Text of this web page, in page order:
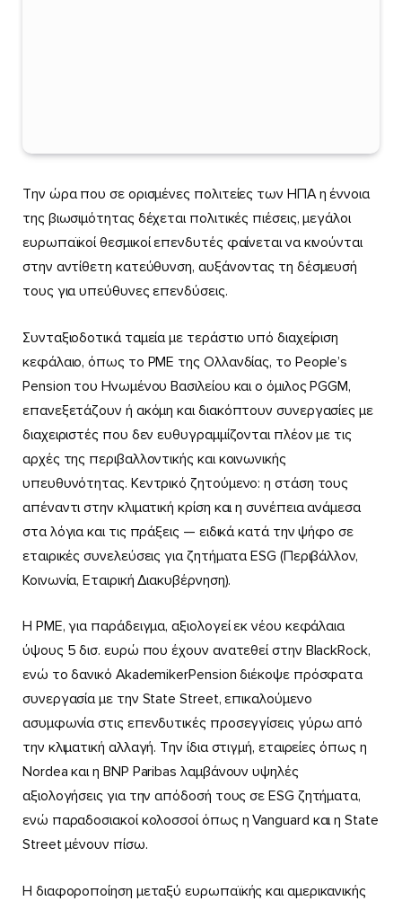
Την ώρα που σε ορισμένες πολιτείες των ΗΠΑ η έννοια
της βιωσιμότητας δέχεται πολιτικές πιέσεις, μεγάλοι
ευρωπαϊκοί θεσμικοί επενδυτές φαίνεται να κινούνται
στην αντίθετη κατεύθυνση, αυξάνοντας τη δέσμευσή
τους για υπεύθυνες επενδύσεις.
Συνταξιοδοτικά ταμεία με τεράστιο υπό διαχείριση
κεφάλαιο, όπως το PME της Ολλανδίας, το People’s
Pension του Ηνωμένου Βασιλείου και ο όμιλος PGGM,
επανεξετάζουν ή ακόμη και διακόπτουν συνεργασίες με
διαχειριστές που δεν ευθυγραμμίζονται πλέον με τις
αρχές της περιβαλλοντικής και κοινωνικής
υπευθυνότητας. Κεντρικό ζητούμενο: η στάση τους
απέναντι στην κλιματική κρίση και η συνέπεια ανάμεσα
στα λόγια και τις πράξεις — ειδικά κατά την ψήφο σε
εταιρικές συνελεύσεις για ζητήματα ESG (Περιβάλλον,
Κοινωνία, Εταιρική Διακυβέρνηση).
Η PME, για παράδειγμα, αξιολογεί εκ νέου κεφάλαια
ύψους 5 δισ. ευρώ που έχουν ανατεθεί στην BlackRock,
ενώ το δανικό AkademikerPension διέκοψε πρόσφατα
συνεργασία με την State Street, επικαλούμενο
ασυμφωνία στις επενδυτικές προσεγγίσεις γύρω από
την κλιματική αλλαγή. Την ίδια στιγμή, εταιρείες όπως η
Nordea και η BNP Paribas λαμβάνουν υψηλές
αξιολογήσεις για την απόδοσή τους σε ESG ζητήματα,
ενώ παραδοσιακοί κολοσσοί όπως η Vanguard και η State
Street μένουν πίσω.
Η διαφοροποίηση μεταξύ ευρωπαϊκής και αμερικανικής